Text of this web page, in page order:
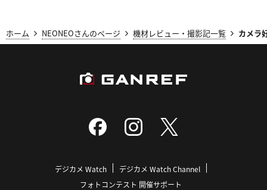
ホーム NEONEOさんのページ 機材レビュー・撮影記一覧 カメラ
デジカメ Watch
デジカメ Watch Channel
フォトコンテスト 開催サポート